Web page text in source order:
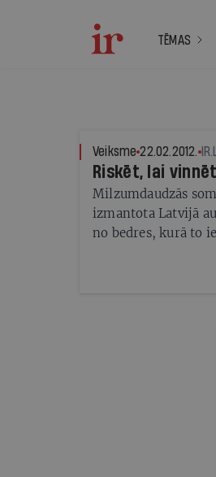
TĒMAS
Veiksme 22.02.2012.
Riskēt, lai
Milzumdaudzās
izmantota Latvijā
no bedres, kurā to